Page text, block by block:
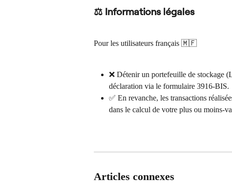
⚖ Informations légales
Pour les utilisateurs français 🇲🇫
❌ Détenir un portefeuille de stockage
déclaration via le formulaire 3916-BIS.
✅ En revanche, les transactions
dans le calcul de votre plus ou moins-
Articles connexes